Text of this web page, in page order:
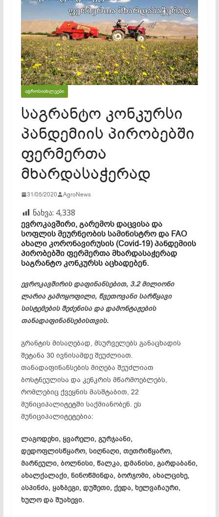
ᲐᲒᲠᲝᲡᲘᲐᲮᲚᲔᲔᲑᲘ
საგრანტო კონკურსი
პანდემიის პირობებში
ფერმერთა
მხარდასაჭერად
31/05/2020 AgroNews
ნახვა: 4,338
ევროკავშირი, გარემოს დაცვისა და
სოფლის მეურნეობის სამინისტრო და FAO
ახალი კორონავირუსის (Covid-19) პანდემიის
პირობებში ფერმერთა მხარდასაჭერად
საგრანტო კონკურსს აცხადებენ.
ევროკავშირის დაფინანსებით, 3.2 მილიონი
ლარია გამოყოფილი, წვეთოვანი სარწყავი
სისტემების შეძენისა და დამონტაჟების
თანადაფინანსებისთვის.
გრანტის მისაღებად, მსურველებს განაცხადის
შეტანა 30 ივნისამდე შეუძლიათ.
თანადაფინანსების მიღება შეუძლიათ
ბოსტნეულისა და კენკრის მწარმოებლებს,
რომლებიც ქვეყნის მასშტაბით, 22
მუნიციპალიტეტში საქმიანობენ. ეს
მუნიციპალიტეტებია:
ლაგოდეხი, ყვარელი, გურჯაანი,
დედოფლისწყარო, სიღნაღი, თეთრიწყარო,
მარნეული, ბოლნისი, წალკა, დმანისი, გარდაბანი,
ახალქალაქი, ნინოწმინდა, ბორჯომი, ახალციხე,
ასპინძა, ყაზბეგი, დუშეთი, ქედა, ხელვაჩაური,
ხულო და შუახევი.